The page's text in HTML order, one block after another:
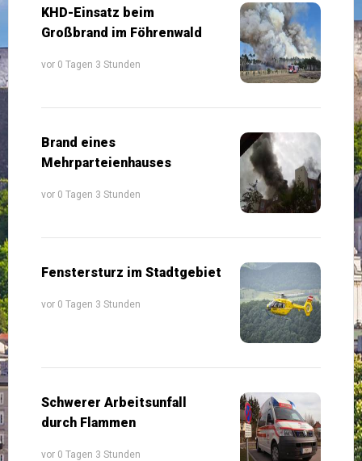
KHD-Einsatz beim
Großbrand im Föhrenwald
vor 0 Tagen 3 Stunden
Brand eines
Mehrparteienhauses
vor 0 Tagen 3 Stunden
Fenstersturz im Stadtgebiet
vor 0 Tagen 3 Stunden
Schwerer Arbeitsunfall
durch Flammen
vor 0 Tagen 3 Stunden